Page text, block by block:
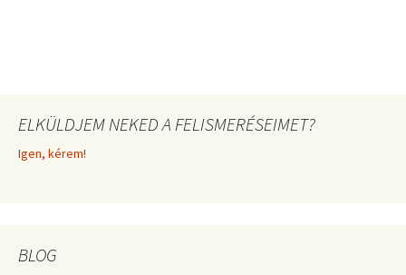
ELKÜLDJEM NEKED A FELISMERÉSEIMET?
Igen, kérem!
BLOG